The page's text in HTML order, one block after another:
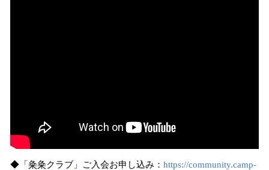
◆「粂粂クラブ」ご入会お申し込み： https://community.camp-